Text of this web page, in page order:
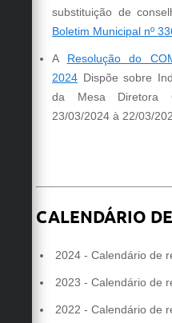
substituição de
Boletim Municipal nº
A Resolução do
2024 Dispõe sobre
da Mesa Diretora
23/03/2024 à 22/03/
CALENDÁRIO
2024 - Calendário de
2023 - Calendário de
2022 - Calendário de